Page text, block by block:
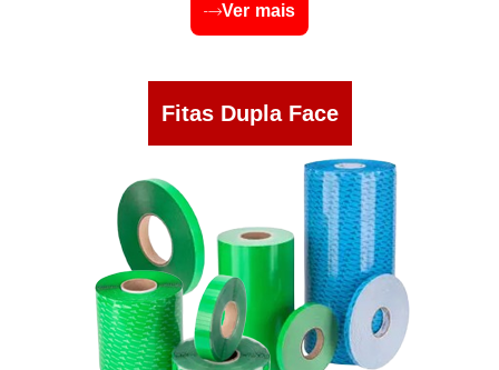
Ver mais
Fitas Dupla Face